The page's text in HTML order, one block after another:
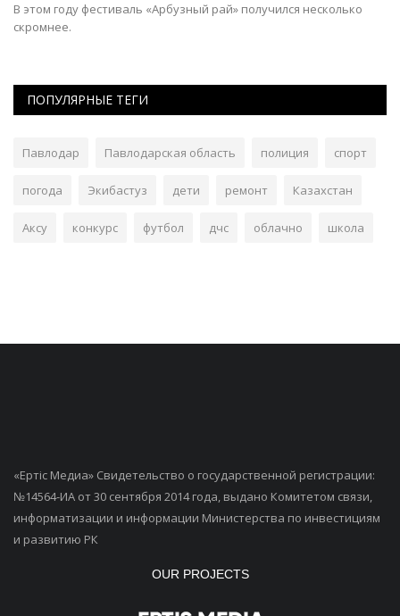
В этом году фестиваль «Арбузный рай» получился несколько
скромнее.
ПОПУЛЯРНЫЕ ТЕГИ
Павлодар Павлодарская область полиция спорт
погода Экибастуз дети ремонт Казахстан
Аксу конкурс футбол дчс облачно школа
«Ертiс Медиа» Свидетельство о государственной регистрации:
№14564-ИА от 30 сентября 2014 года, выдано Комитетом связи,
информатизации и информации Министерства по инвестициям
и развитию РК
OUR PROJECTS